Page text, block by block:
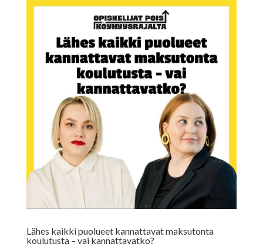
Lähes kaikki puolueet kannattavat maksutonta
koulutusta – vai kannattavatko?